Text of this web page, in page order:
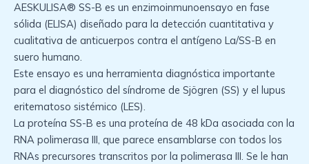
AESKULISA® SS-B es un enzimoinmunoensayo en fase
sólida (ELISA) diseñado para la detección cuantitativa y
cualitativa de anticuerpos contra el antígeno La/SS-B en
suero humano.
Este ensayo es una herramienta diagnóstica importante
para el diagnóstico del síndrome de Sjögren (SS) y el lupus
eritematoso sistémico (LES).
La proteína SS-B es una proteína de 48 kDa asociada con la
RNA polimerasa III, que parece ensamblarse con todos los
RNAs precursores transcritos por la polimerasa III. Se le han